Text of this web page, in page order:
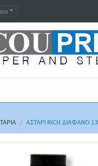
ΑΣΤΆΡΙ RICH ΔΙΆΦΑΝΟ